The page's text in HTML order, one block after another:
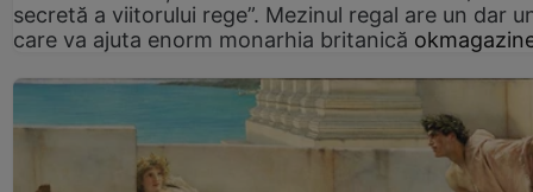
secretă a viitorului rege”. Mezinul regal are un dar
care va ajuta enorm monarhia britanică